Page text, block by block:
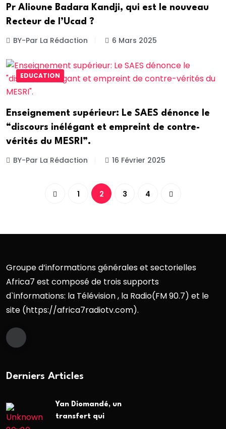
Pr Alioune Badara Kandji, qui est le nouveau
Recteur de l’Ucad ?
BY-Par La Rédaction 6 Mars 2025
EDUCATION
Enseignement supérieur: Le SAES dénonce le
“discours inélégant et empreint de contre-
vérités du MESRI”.
BY-Par La Rédaction 16 Février 2025
1 2 3 4
Groupe d’informations générales et sectorielles
Africa7 est composé de trois supports
d`informations: la Télévision , la Radio(FM 90.7) et le
site (https://africa7radiotv.com).
Derniers Articles
Yan Diomandé, un
transfert qui